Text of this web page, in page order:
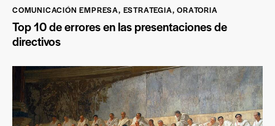
COMUNICACIÓN EMPRESA, ESTRATEGIA,ORATORIA
Top 10 de errores en las presentaciones de
directivos